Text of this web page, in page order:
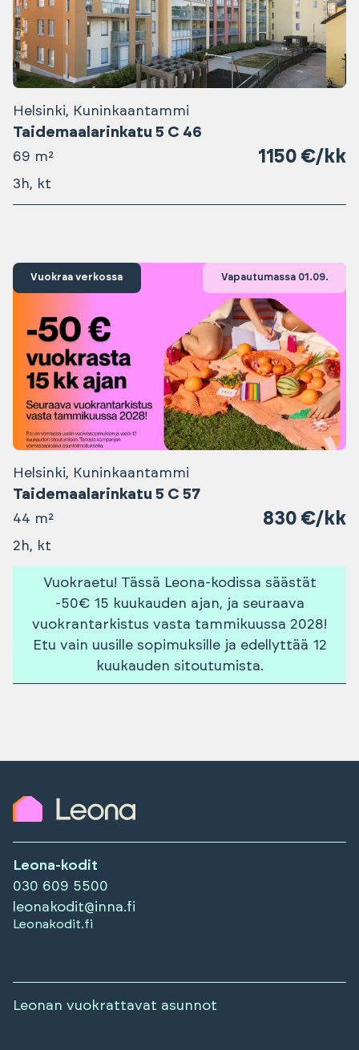
Helsinki, Kuninkaantammi
Taidemaalarinkatu 5 C 46
69 m² 1150 €/kk
3h, kt
Vuokraa verkossa Vapautumassa 01.09.
Helsinki, Kuninkaantammi
Taidemaalarinkatu 5 C 57
44 m² 830 €/kk
2h, kt
Vuokraetu! Tässä Leona-kodissa säästät
-50€ 15 kuukauden ajan, ja seuraava
vuokrantarkistus vasta tammikuussa 2028!
Etu vain uusille sopimuksille ja edellyttää 12
kuukauden sitoutumista.
Leona-kodit
030 609 5500
leonakodit@inna.fi
Leonakodit.fi
Leonan vuokrattavat asunnot